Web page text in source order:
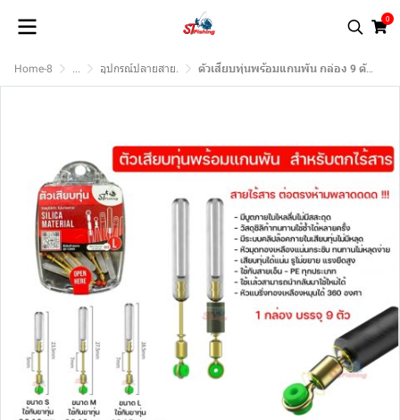
0
Home-8 ... อุปกรณ์ปลายสาย. ตัวเสียบทุ่นพร้อมแกนพัน กล่อง 9 ตัว ขนาด S